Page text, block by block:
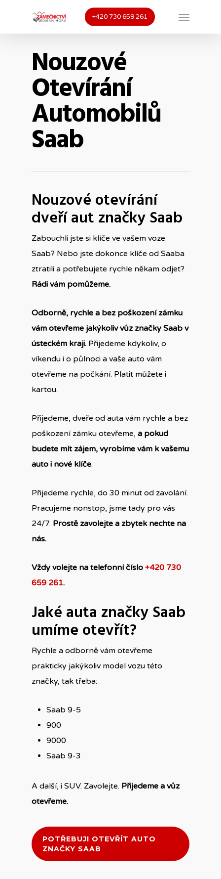
+420 730 659 261 Menu
Nouzové
Otevírání
Automobilů
Saab
Nouzové otevírání
dveří aut značky Saab
Zabouchli jste si klíče ve vašem voze
Saab? Nebo jste dokonce klíče od Saaba
ztratili a potřebujete rychle někam odjet?
Rádi vám pomůžeme.
Odborně, rychle a bez poškození zámku
vám otevřeme jakýkoliv vůz značky Saab v
ústeckém kraji. Přijedeme kdykoliv, o
víkendu i o půlnoci a vaše auto vám
otevřeme na počkání. Platit můžete i
kartou.
Přijedeme, dveře od auta vám rychle a bez
poškození zámku otevřeme,a pokud
budete mít zájem, vyrobíme vám k vašemu
auto i nové klíče.
Přijedeme rychle, do 30 minut od zavolání.
Pracujeme nonstop, jsme tady pro vás
24/7. Prostě zavolejte a zbytek nechte na
nás.
Vždy volejte na telefonní číslo+420 730
659 261.
Jaké auta značky Saab
umíme otevřít?
Rychle a odborně vám otevřeme
prakticky jakýkoliv model vozu této
značky, tak třeba:
Saab 9-5
900
9000
Saab 9-3
A další, i SUV. Zavolejte. Přijedeme a vůz
otevřeme.
POTŘEBUJI OTEVŘÍT AUTO
ZNAČKY SAAB